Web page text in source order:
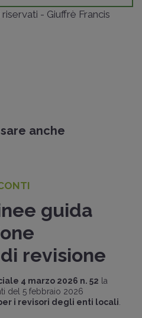
- Giuffrè Francis
anche
guida
revisione
4 marzo 2026 n. 52 la
del 5 febbraio 2026
i revisori degli enti locali